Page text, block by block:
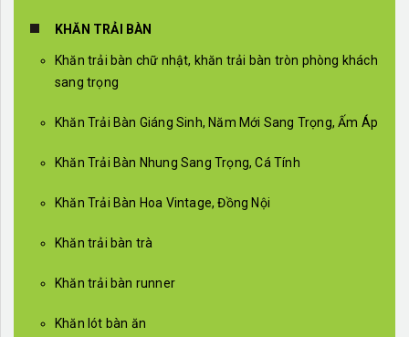
KHĂN TRẢI BÀN
Khăn trải bàn chữ nhật, khăn trải bàn tròn phòng khách
sang trọng
Khăn Trải Bàn Giáng Sinh, Năm Mới Sang Trọng, Ấm Áp
Khăn Trải Bàn Nhung Sang Trọng, Cá Tính
Khăn Trải Bàn Hoa Vintage, Đồng Nội
Khăn trải bàn trà
Khăn trải bàn runner
Khăn lót bàn ăn